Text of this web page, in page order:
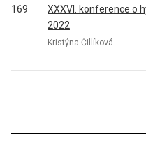
169
XXXVI. konference o
2022
Kristýna Čillíková